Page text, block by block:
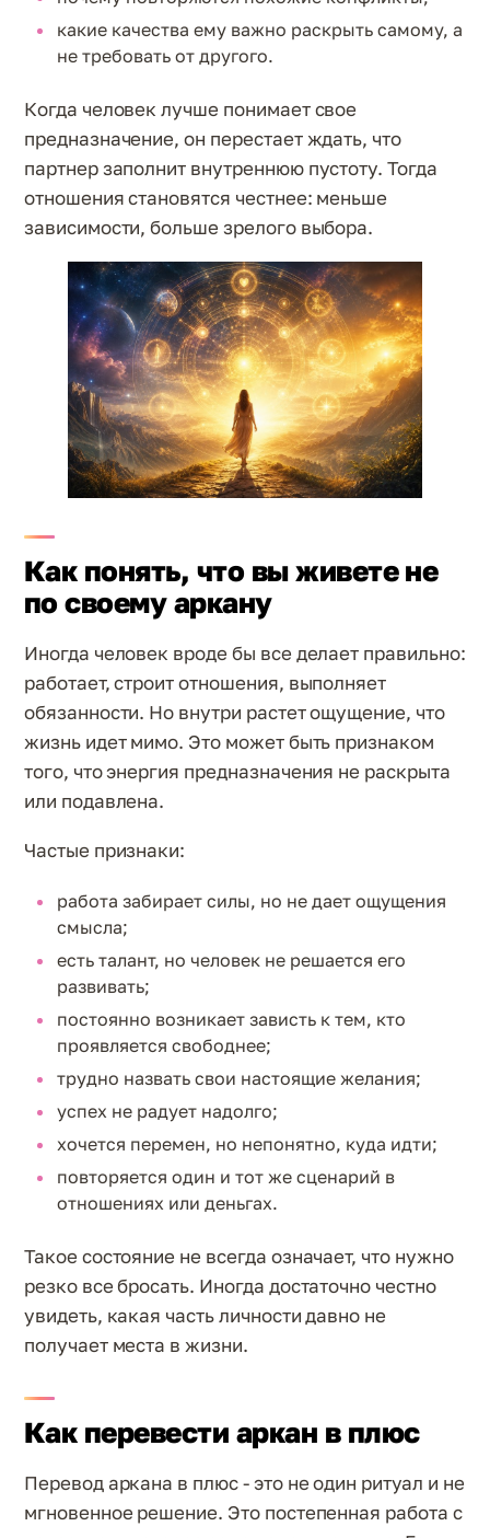
какие качества ему важно раскрыть самому, а
не требовать от другого.
Когда человек лучше понимает свое
предназначение, он перестает ждать, что
партнер заполнит внутреннюю пустоту. Тогда
отношения становятся честнее: меньше
зависимости, больше зрелого выбора.
Как понять, что вы живете не
по своему аркану
Иногда человек вроде бы все делает правильно:
работает, строит отношения, выполняет
обязанности. Но внутри растет ощущение, что
жизнь идет мимо. Это может быть признаком
того, что энергия предназначения не раскрыта
или подавлена.
Частые признаки:
работа забирает силы, но не дает ощущения
смысла;
есть талант, но человек не решается его
развивать;
постоянно возникает зависть к тем, кто
проявляется свободнее;
трудно назвать свои настоящие желания;
успех не радует надолго;
хочется перемен, но непонятно, куда идти;
повторяется один и тот же сценарий в
отношениях или деньгах.
Такое состояние не всегда означает, что нужно
резко все бросать. Иногда достаточно честно
увидеть, какая часть личности давно не
получает места в жизни.
Как перевести аркан в плюс
Перевод аркана в плюс - это не один ритуал и не
мгновенное решение. Это постепенная работа с